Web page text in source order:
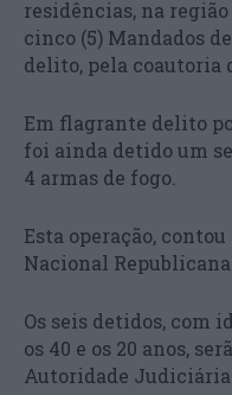
residências, na
cinco (5) Mandados
delito, pela coautoria
Em flagrante delito
foi ainda detido um
4 armas de fogo.
Esta operação,
Nacional Republicana.
Os seis detidos, com
os 40 e os 20 anos,
Autoridade